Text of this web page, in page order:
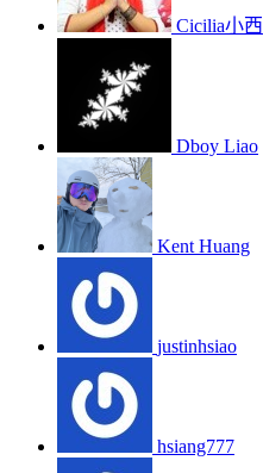
Cicilia小西
Dboy Liao
Kent Huang
justinhsiao
hsiang777